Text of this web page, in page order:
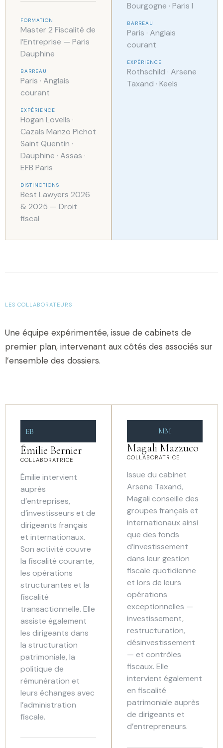
FORMATION
Master 2 Fiscalité de
l’Entreprise — Paris
Dauphine
BARREAU
Paris · Anglais
courant
EXPÉRIENCE
Hogan Lovells ·
Cazals Manzo Pichot
Saint Quentin ·
Dauphine · Assas ·
EFB Paris
DISTINCTIONS
Best Lawyers 2026
& 2025 — Droit
fiscal
Bourgogne · Paris I
BARREAU
Paris · Anglais
courant
EXPÉRIENCE
Rothschild · Arsene
Taxand · Keels
LES COLLABORATEURS
Une équipe expérimentée, issue de cabinets de
premier plan, intervenant aux côtés des associés sur
l’ensemble des dossiers.
EB
Émilie Bernier
COLLABORATRICE
Émilie intervient
auprès
d’entreprises,
d’investisseurs et de
dirigeants français
et internationaux.
Son activité couvre
la fiscalité courante,
les opérations
structurantes et la
fiscalité
transactionnelle. Elle
assiste également
les dirigeants dans
la structuration
patrimoniale, la
politique de
rémunération et
leurs échanges avec
l’administration
fiscale.
MM
Magali Mazzuco
COLLABORATRICE
Issue du cabinet
Arsene Taxand,
Magali conseille des
groupes français et
internationaux ainsi
que des fonds
d’investissement
dans leur gestion
fiscale quotidienne
et lors de leurs
opérations
exceptionnelles —
investissement,
restructuration,
désinvestissement
— et contrôles
fiscaux. Elle
intervient également
en fiscalité
patrimoniale auprès
de dirigeants et
d’entrepreneurs.